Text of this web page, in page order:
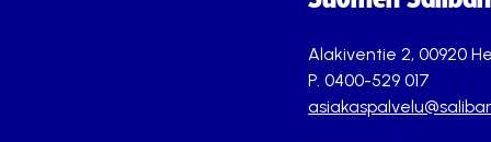
Alakiventie 2, 00920
P. 0400-529 017